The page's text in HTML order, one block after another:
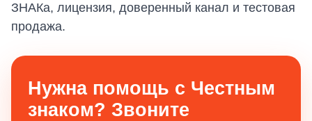
ЗНАКа, лицензия, доверенный канал и тестовая
продажа.
Нужна помощь с Честным
знаком? Звоните